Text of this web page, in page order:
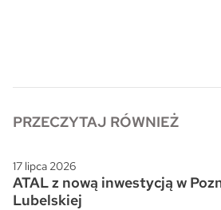
PRZECZYTAJ RÓWNIEŻ
17 lipca 2026
ATAL z nową inwestycją w
Lubelskiej